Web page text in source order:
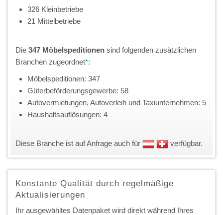
326 Kleinbetriebe
21 Mittelbetriebe
Die 347 Möbelspeditionen sind folgenden zusätzlichen
Branchen zugeordnet*:
Möbelspeditionen: 347
Güterbeförderungsgewerbe: 58
Autovermietungen, Autoverleih und Taxiunternehmen: 5
Haushaltsauflösungen: 4
Diese Branche ist auf Anfrage auch für verfügbar.
Konstante Qualität durch regelmäßige
Aktualisierungen
Ihr ausgewähltes Datenpaket wird direkt während Ihres